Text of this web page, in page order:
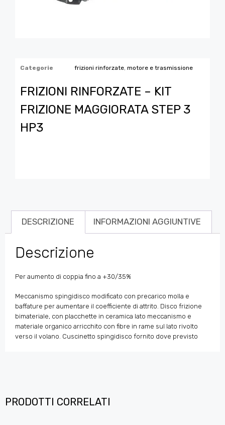
Categorie frizioni rinforzate motore e trasmissione
FRIZIONI RINFORZATE – KIT
FRIZIONE MAGGIORATA STEP 3
HP3
DESCRIZIONE INFORMAZIONI AGGIUNTIVE
Descrizione
Per aumento di coppia fino a +30/35%
Meccanismo spingidisco modificato con precarico molla e
baffature per aumentare il coefficiente di attrito. Disco frizione
bimateriale, con placchette in ceramica lato meccanismo e
materiale organico arricchito con fibre in rame sul lato rivolto
verso il volano. Cuscinetto spingidisco fornito dove previsto
PRODOTTI CORRELATI